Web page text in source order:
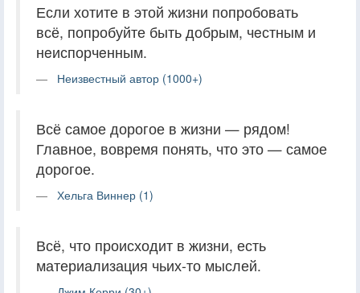
Если хотите в этой жизни попробовать
всё, попробуйте быть добрым, чeстным и
нeиспорчeнным.
Неизвестный автор (1000+)
Всё самое дорогое в жизни — рядом!
Главное, вовремя понять, что это — самое
дорогое.
Хельга Виннер (1)
Всё, что происходит в жизни, есть
материализация чьих-то мыслей.